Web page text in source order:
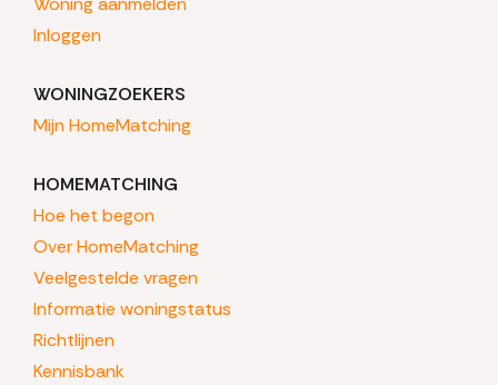
Inloggen
WONINGZOEKERS
Mijn HomeMatching
HOMEMATCHING
Hoe het begon
Over HomeMatching
Veelgestelde vragen
Informatie woningstatus
Richtlijnen
Kennisbank